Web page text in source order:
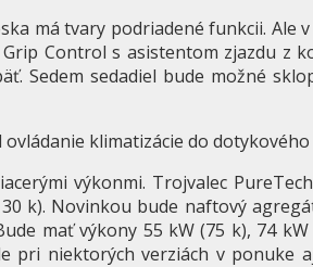
má tvary podriadené funkcii. Ale
Control s asistentom zjazdu z
Sedem sedadiel bude možné
klimatizácie do dotykového
výkonmi. Trojvalec
k). Novinkou bude naftový
mať výkony 55 kW (75 k), 74
pri niektorých verziách v ponuke